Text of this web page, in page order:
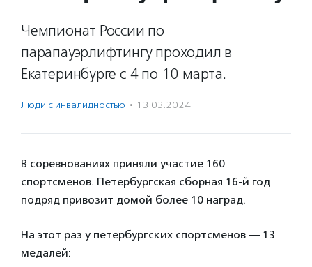
Чемпионат России по
парапауэрлифтингу проходил в
Екатеринбурге с 4 по 10 марта.
Люди с инвалидностью · 13.03.2024
В соревнованиях приняли участие 160
спортсменов. Петербургская сборная 16-й год
подряд привозит домой более 10 наград.
На этот раз у петербургских спортсменов — 13
медалей: